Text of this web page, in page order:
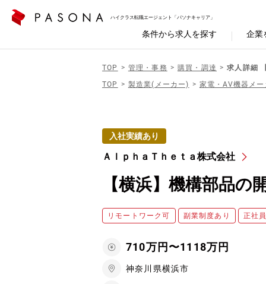
ハイクラス転職エージェント「パソナキャリア」
条件から求人を探す 企業
TOP 管理・事務 購買・調達
求人詳細
TOP
製造業(メーカー) 家電・AV機器メ
入社実績あり
ＡｌｐｈａＴｈｅｔａ株式会社
【横浜】機構部品
リモートワーク可 副業制度あり 正社
710万円〜1118万円
神奈川県横浜市